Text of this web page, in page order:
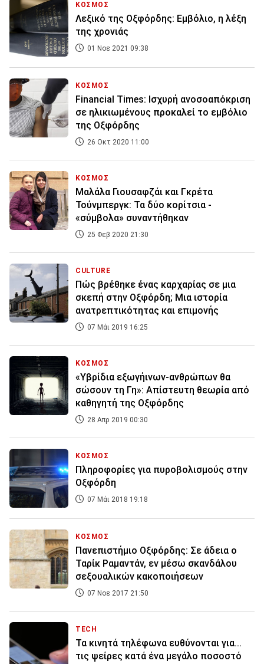
ΚΟΣΜΟΣ
Λεξικό της Οξφόρδης: Εμβόλιο, η λέξη
της χρονιάς
01 Νοε 2021 09:38
ΚΟΣΜΟΣ
Financial Times: Ισχυρή ανοσοαπόκριση
σε ηλικιωμένους προκαλεί το εμβόλιο
της Οξφόρδης
26 Οκτ 2020 11:00
ΚΟΣΜΟΣ
Μαλάλα Γιουσαφζάι και Γκρέτα
Τούνμπεργκ: Τα δύο κορίτσια -
«σύμβολα» συναντήθηκαν
25 Φεβ 2020 21:30
CULTURE
Πώς βρέθηκε ένας καρχαρίας σε μια
σκεπή στην Οξφόρδη; Μια ιστορία
ανατρεπτικότητας και επιμονής
07 Μάι 2019 16:25
ΚΟΣΜΟΣ
«Υβρίδια εξωγήινων-ανθρώπων θα
σώσουν τη Γη»: Απίστευτη θεωρία από
καθηγητή της Οξφόρδης
28 Απρ 2019 00:30
ΚΟΣΜΟΣ
Πληροφορίες για πυροβολισμούς στην
Οξφόρδη
07 Μάι 2018 19:18
ΚΟΣΜΟΣ
Πανεπιστήμιο Οξφόρδης: Σε άδεια ο
Ταρίκ Ραμαντάν, εν μέσω σκανδάλου
σεξουαλικών κακοποιήσεων
07 Νοε 2017 21:50
TECH
Τα κινητά τηλέφωνα ευθύνονται για...
τις ψείρες κατά ένα μεγάλο ποσοστό